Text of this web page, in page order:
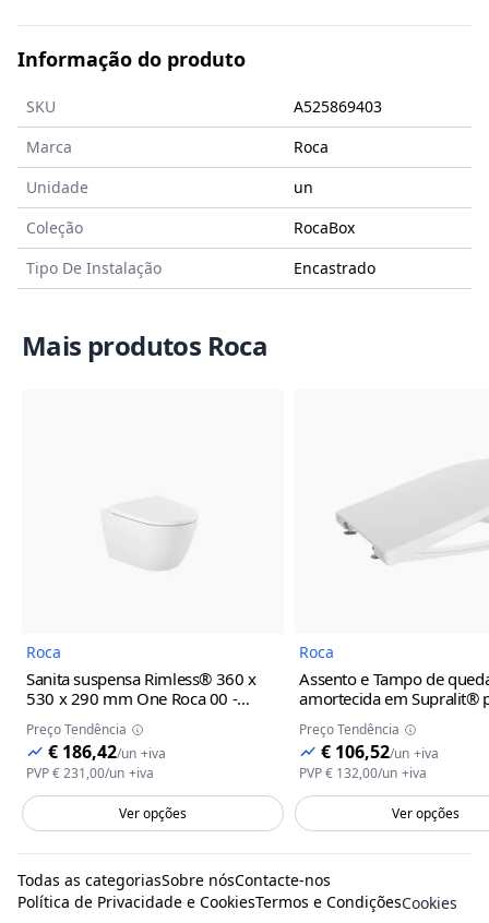
Informação do produto
SKU
A525869403
Marca
Roca
Unidade
un
Coleção
RocaBox
Tipo De Instalação
Encastrado
Mais produtos Roca
Imagem do Produto
Roca
Sanita suspensa Rimless® 360 x
530 x 290 mm One Roca00 -
Preço Tendência
€ 186,42/un +iva
PVP€ 231,00/un +iva
Ver opções
Roca
Assento e Tampo de
amortecida em Supralit®
sanita Ona Roca
Preço Tendência
€ 106,52/un +iva
PVP€ 132,00/un +iva
Ver opções
Todas as categoriasSobre nósContacte-nos
Política de Privacidade e CookiesTermos e CondiçõesCookies